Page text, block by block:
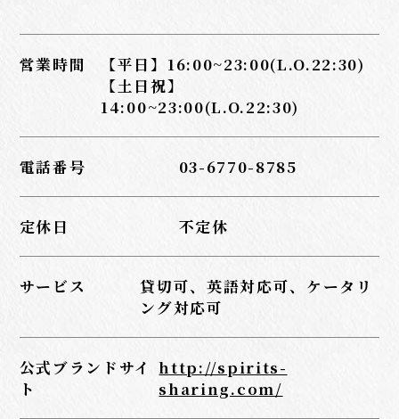
営業時間
【平日】16:00~23:00(L.O.22:30)
【土日祝】
14:00~23:00(L.O.22:30)
電話番号 03-6770-8785
定休日 不定休
サービス
貸切可、英語対応可、ケータリ
ング対応可
公式ブランドサイ
ト
http://spirits-
sharing.com/